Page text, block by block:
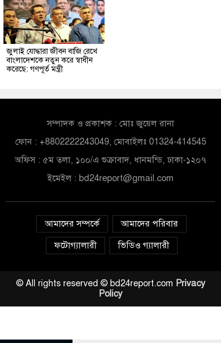
জুলাই যোদ্ধারা জীবন বাজি রেখে
বাংলাদেশকে নতুন করে স্বাধীন
করেছে: গণপূর্ত মন্ত্রী
সম্পাদক ও প্রকাশক : মোঃ জুয়েল রানা
ফোন : +8802222243049, মোবাইলঃ 01324-414545
অফিস : ৫ম তলা, ১০০/এ শুক্রাবাদ, ধানমন্ডি, ঢাকা-১২০৭
ইমেইল : bd24report@gmail.com
আমাদের সম্পর্কে
আমাদের পরিবার
ফটোগ্যালারী
ভিডিও গ্যালারী
© All rights reserved © bd24report.com Privacy
Policy